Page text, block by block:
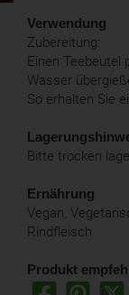
Verwendung
Zubereitung:
Einen Teebeutel
Wasser
So erhalten Sie
Bitte trocken
Ernährung
Vegan,
Rindfleisch
Produkt